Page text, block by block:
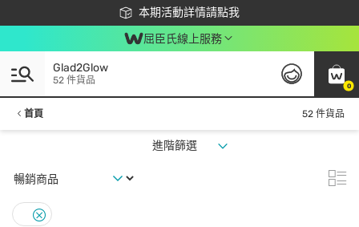
本期活動詳情請點我
下載app最高回饋$350
屈臣氏線上服務
0
Glad2Glow
52 件貨品
首頁 52 件貨品
進階篩選